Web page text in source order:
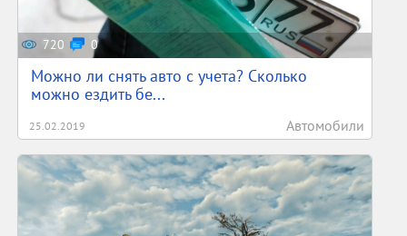
720 0
Можно ли снять авто с учета? Сколько
можно ездить бе...
25.02.2019 Автомобили